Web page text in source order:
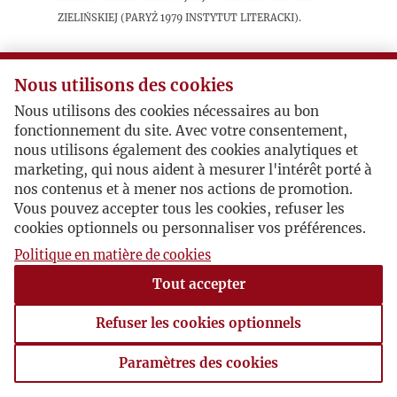
Zielińskiej (Paryż 1979 Instytut Literacki).
Postacie powiązane
Bohater: Maria Danilewicz Zielińska
Nous utilisons des cookies
Nous utilisons des cookies nécessaires au bon
fonctionnement du site. Avec votre consentement,
nous utilisons également des cookies analytiques et
marketing, qui nous aident à mesurer l'intérêt porté à
nos contenus et à mener nos actions de promotion.
Vous pouvez accepter tous les cookies, refuser les
cookies optionnels ou personnaliser vos préférences.
Politique en matière de cookies
Tout accepter
Refuser les cookies optionnels
Paramètres des cookies
Paramètres des cookies